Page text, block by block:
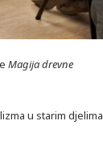
Magija drevne
u starim djelima,